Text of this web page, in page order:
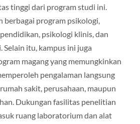
tinggi dari program studi ini.
berbagai program psikologi,
psikologi klinis, dan
Selain itu, kampus ini juga
magang yang memungkinkan
pengalaman langsung
sakit, perusahaan, maupun
Dukungan fasilitas penelitian
ruang laboratorium dan alat